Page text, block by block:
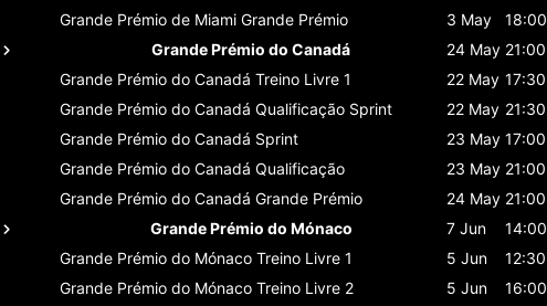
Grande Prémio de Miami Grande Prémio 3 May
18:00
Grande Prémio do Canadá
24 May 21:00
Grande Prémio do Canadá Treino Livre 1 22 May 17:30
Grande Prémio do Canadá Qualificação Sprint 22 May 21:30
Grande Prémio do Canadá Sprint 23 May 17:00
Grande Prémio do Canadá Qualificação 23 May 21:00
Grande Prémio do Canadá Grande Prémio 24 May 21:00
Grande Prémio do Mónaco
7 Jun
14:00
Grande Prémio do Mónaco Treino Livre 1 5 Jun
12:30
Grande Prémio do Mónaco Treino Livre 2 5 Jun
16:00